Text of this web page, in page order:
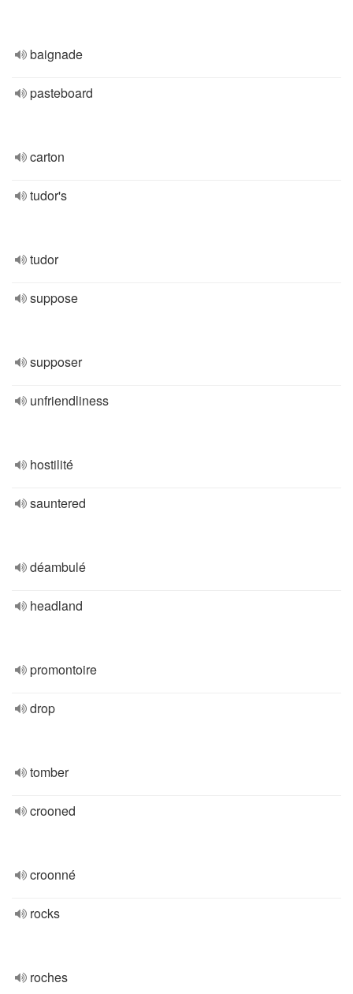
baignade
pasteboard
carton
tudor's
tudor
suppose
supposer
unfriendliness
hostilité
sauntered
déambulé
headland
promontoire
drop
tomber
crooned
croonné
rocks
roches